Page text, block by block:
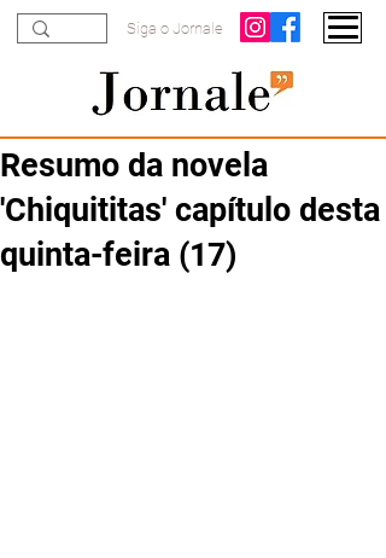
Siga o Jornale
Resumo da novela
'Chiquititas' capítulo desta
quinta-feira (17)